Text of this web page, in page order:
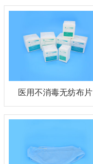
医用不消毒无纺布片